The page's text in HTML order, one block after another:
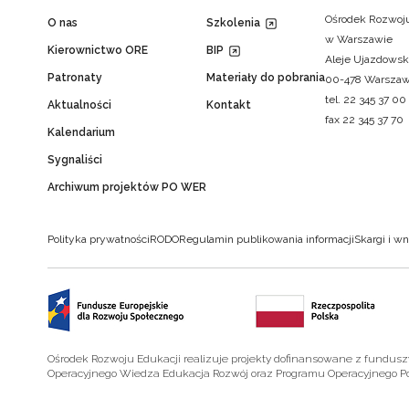
O nas
Kierownictwo ORE
Patronaty
Aktualności
Kalendarium
Sygnaliści
Archiwum projektów PO WER
Szkolenia
BIP
Materiały do pobrania
Kontakt
Ośrodek
w Warszawie
Aleje
00-478
tel. 22 345 37 00
fax 22 345 37 70
Polityka prywatnościRODORegulamin publikowania informacjiSkargi i
Ośrodek Rozwoju Edukacji realizuje projekty dofinansowane z
Operacyjnego Wiedza Edukacja Rozwój oraz Programu Operacyjnego